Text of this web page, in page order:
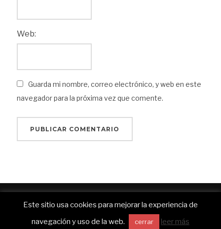
Web:
Guarda mi nombre, correo electrónico, y web en este
navegador para la próxima vez que comente.
Funciona con WordPress
Inspiro WordPress Theme porWPZOOM
Este sitio usa cookies para mejorar la experiencia de
navegación y uso de la web.
cerrar leer más